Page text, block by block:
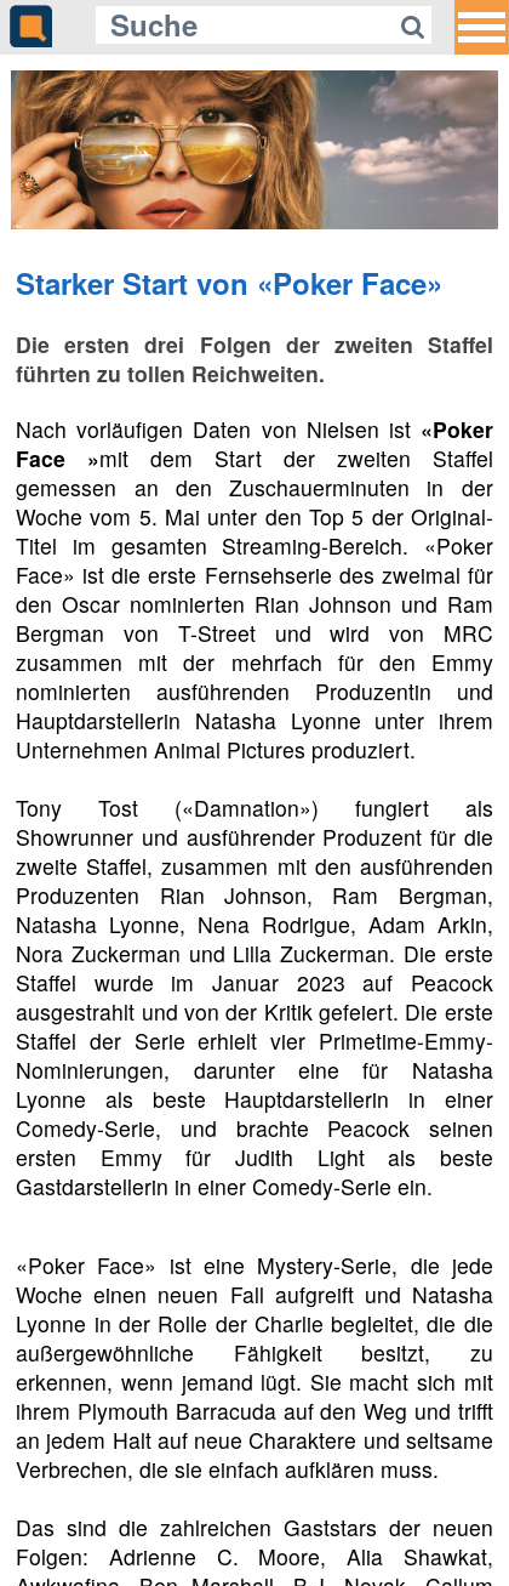
Starker Start von «Poker Face»
Die ersten drei Folgen der zweiten Staffel
führten zu tollen Reichweiten.
Nach vorläufigen Daten von Nielsen ist «Poker
Face »mit dem Start der zweiten Staffel
gemessen an den Zuschauerminuten in der
Woche vom 5. Mai unter den Top 5 der Original-
Titel im gesamten Streaming-Bereich. «Poker
Face» ist die erste Fernsehserie des zweimal für
den Oscar nominierten Rian Johnson und Ram
Bergman von T-Street und wird von MRC
zusammen mit der mehrfach für den Emmy
nominierten ausführenden Produzentin und
Hauptdarstellerin Natasha Lyonne unter ihrem
Unternehmen Animal Pictures produziert.
Tony Tost («Damnation») fungiert als
Showrunner und ausführender Produzent für die
zweite Staffel, zusammen mit den ausführenden
Produzenten Rian Johnson, Ram Bergman,
Natasha Lyonne, Nena Rodrigue, Adam Arkin,
Nora Zuckerman und Lilla Zuckerman. Die erste
Staffel wurde im Januar 2023 auf Peacock
ausgestrahlt und von der Kritik gefeiert. Die erste
Staffel der Serie erhielt vier Primetime-Emmy-
Nominierungen, darunter eine für Natasha
Lyonne als beste Hauptdarstellerin in einer
Comedy-Serie, und brachte Peacock seinen
ersten Emmy für Judith Light als beste
Gastdarstellerin in einer Comedy-Serie ein.
«Poker Face» ist eine Mystery-Serie, die jede
Woche einen neuen Fall aufgreift und Natasha
Lyonne in der Rolle der Charlie begleitet, die die
außergewöhnliche Fähigkeit besitzt, zu
erkennen, wenn jemand lügt. Sie macht sich mit
ihrem Plymouth Barracuda auf den Weg und trifft
an jedem Halt auf neue Charaktere und seltsame
Verbrechen, die sie einfach aufklären muss.
Das sind die zahlreichen Gaststars der neuen
Folgen: Adrienne C. Moore, Alia Shawkat,